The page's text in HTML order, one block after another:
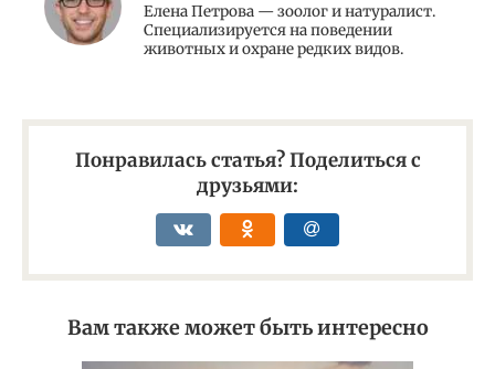
Елена Петрова — зоолог и натуралист.
Специализируется на поведении
животных и охране редких видов.
Понравилась статья? Поделиться с
друзьями:
Вам также может быть интересно